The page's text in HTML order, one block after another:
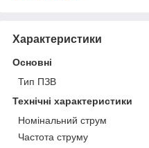
Характеристики
Основні
Тип ПЗВ
Технічні характеристики
Номінальний струм
Частота струму